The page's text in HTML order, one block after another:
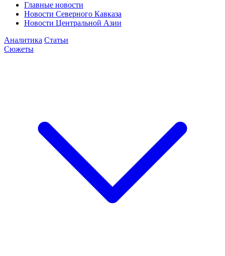
Главные новости
Новости Северного Кавказа
Новости Центральной Азии
Аналитика Статьи
Сюжеты